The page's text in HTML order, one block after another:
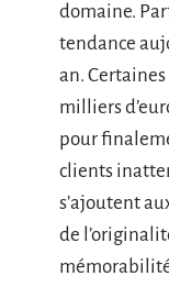
domaine.
tendance
an.
milliers
pour
clients
s’ajoutent
de